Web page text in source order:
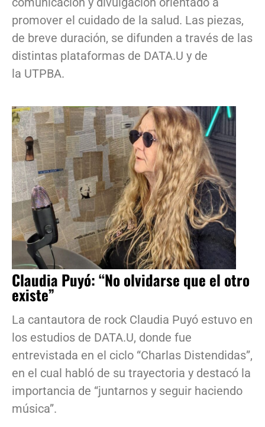
promover el cuidado de la salud. Las piezas,
de breve duración, se difunden a través de las
distintas plataformas de DATA.U y de
la UTPBA.
Claudia Puyó: “No olvidarse que el otro
existe”
La cantautora de rock Claudia Puyó estuvo en
los estudios de DATA.U, donde fue
entrevistada en el ciclo “Charlas Distendidas”,
en el cual habló de su trayectoria y destacó la
importancia de “juntarnos y seguir haciendo
música”.